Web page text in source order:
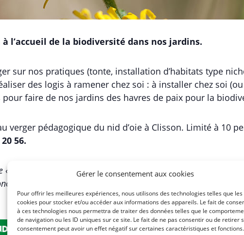
Gérer le consentement aux cookies
Pour offrir les meilleures expériences, nous utilisons des technologies telles que les
cookies pour stocker et/ou accéder aux informations des appareils. Le fait de
à ces technologies nous permettra de traiter des données telles que le
de navigation ou les ID uniques sur ce site. Le fait de ne pas consentir ou de retirer
consentement peut avoir un effet négatif sur certaines caractéristiques et fonctions.
l’accueil de la biodiversité dans nos jardins.
sur nos pratiques (tonte, installation d’habitats type
des logis à ramener chez soi : à installer chez soi
faire de nos jardins des havres de paix pour la
verger pédagogique du nid d’oie à Clisson. Limité à 10
56.
Bien vieillir ensemble ! » de La Solid’, soutenu par la
des personnes âgées de Loire-Atlantique.